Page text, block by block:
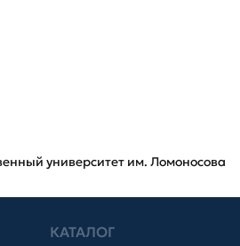
университет им. Ломоносова
КАТАЛОГ